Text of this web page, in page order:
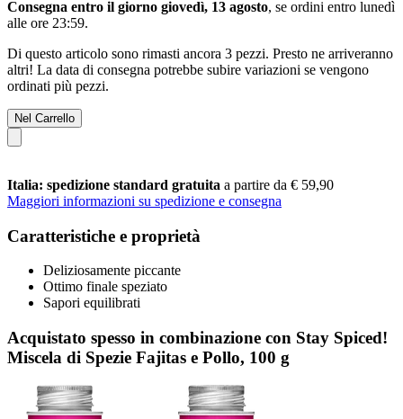
Consegna entro il giorno giovedì, 13 agosto, se ordini entro lunedì
alle ore 23:59.
Di questo articolo sono rimasti ancora 3 pezzi. Presto ne arriveranno
altri! La data di consegna potrebbe subire variazioni se vengono
ordinati più pezzi.
Nel Carrello
Italia: spedizione standard gratuita a partire da € 59,90
Maggiori informazioni su spedizione e consegna
Caratteristiche e proprietà
Deliziosamente piccante
Ottimo finale speziato
Sapori equilibrati
Acquistato spesso in combinazione con Stay Spiced!
Miscela di Spezie Fajitas e Pollo, 100 g